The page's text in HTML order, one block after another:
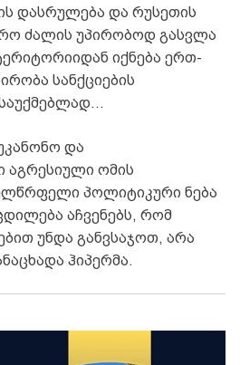
დასრულება და რუსეთის
ძალის უპირობოდ გასვლა
იქნება ერთ-
სანქციების
და
ომის
პოლიტიკური ნება
აჩვენებს, რომ
უნდა განვსაჯოთ, არა
ჰიპერმა.